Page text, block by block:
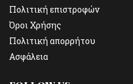
Πολιτική επιστροφών
Όροι Χρήσης
Πολιτική απορρήτου
Ασφάλεια